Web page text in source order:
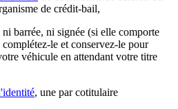
de crédit-bail,
barrée, ni signée (si elle comporte
complétez-le et conservez-le pour
véhicule en attendant votre titre
, une par cotitulaire